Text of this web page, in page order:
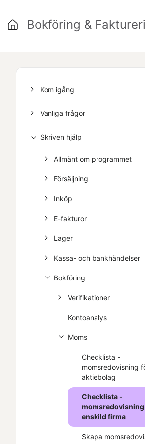
Bokföring &
Kom igång
Vanliga frågor
Skriven hjälp
Allmänt om programmet
Försäljning
Inköp
E-fakturor
Lager
Kassa- och bankhändelser
Bokföring
Verifikationer
Kontoanalys
Moms
Checklista -
momsredovisning
aktiebolag
Checklista -
enskild firma
Skapa